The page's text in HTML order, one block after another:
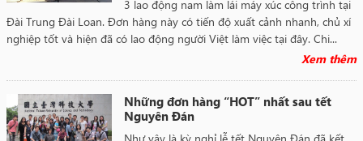
3 lao động nam làm lái máy xúc công trình tại
Đài Trung Đài Loan. Đơn hàng này có tiến độ xuất cảnh nhanh, chủ xí
nghiệp tốt và hiện đã có lao động người Việt làm việc tại đây. Chi...
Xem thêm
Những đơn hàng “HOT” nhất sau tết
Nguyên Đán